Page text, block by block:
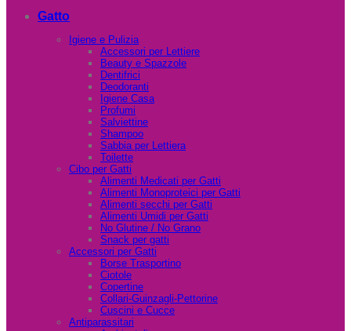
Gatto
Igiene e Pulizia
Accessori per Lettiere
Beauty e Spazzole
Dentifrici
Deodoranti
Igiene Casa
Profumi
Salviettine
Shampoo
Sabbia per Lettiera
Toilette
Cibo per Gatti
Alimenti Medicati per Gatti
Alimenti Monoproteici per Gatti
Alimenti secchi per Gatti
Alimenti Umidi per Gatti
No Glutine / No Grano
Snack per gatti
Accessori per Gatti
Borse Trasportino
Ciotole
Copertine
Collari-Guinzagli-Pettorine
Cuscini e Cucce
Antiparassitari